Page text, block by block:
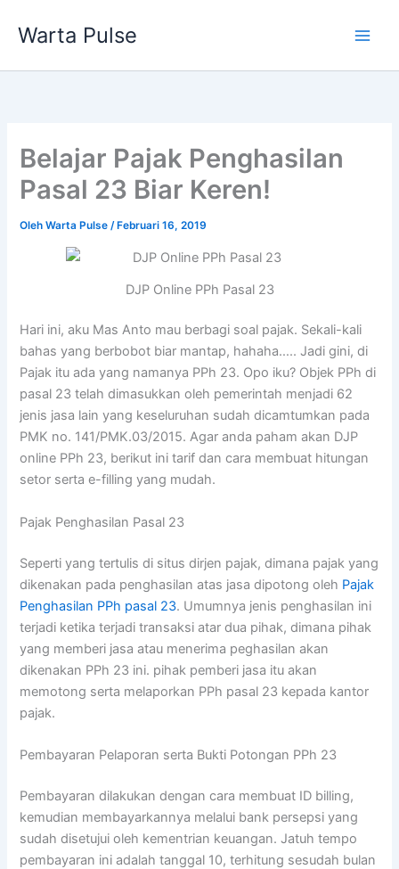
Warta Pulse
Belajar Pajak Penghasilan
Pasal 23 Biar Keren!
OlehWarta Pulse/ Februari 16, 2019
DJP Online PPh Pasal 23
Hari ini, aku Mas Anto mau berbagi soal pajak. Sekali-kali
bahas yang berbobot biar mantap, hahaha….. Jadi gini, di
Pajak itu ada yang namanya PPh 23. Opo iku? Objek PPh di
pasal 23 telah dimasukkan oleh pemerintah menjadi 62
jenis jasa lain yang keseluruhan sudah dicamtumkan pada
PMK no. 141/PMK.03/2015. Agar anda paham akan DJP
online PPh 23, berikut ini tarif dan cara membuat hitungan
setor serta e-filling yang mudah.
Pajak Penghasilan Pasal 23
Seperti yang tertulis di situs dirjen pajak, dimana pajak yang
dikenakan pada penghasilan atas jasa dipotong oleh Pajak
Penghasilan PPh pasal 23. Umumnya jenis penghasilan ini
terjadi ketika terjadi transaksi atar dua pihak, dimana pihak
yang memberi jasa atau menerima peghasilan akan
dikenakan PPh 23 ini. pihak pemberi jasa itu akan
memotong serta melaporkan PPh pasal 23 kepada kantor
pajak.
Pembayaran Pelaporan serta Bukti Potongan PPh 23
Pembayaran dilakukan dengan cara membuat ID billing,
kemudian membayarkannya melalui bank persepsi yang
sudah disetujui oleh kementrian keuangan. Jatuh tempo
pembayaran ini adalah tanggal 10, terhitung sesudah bulan